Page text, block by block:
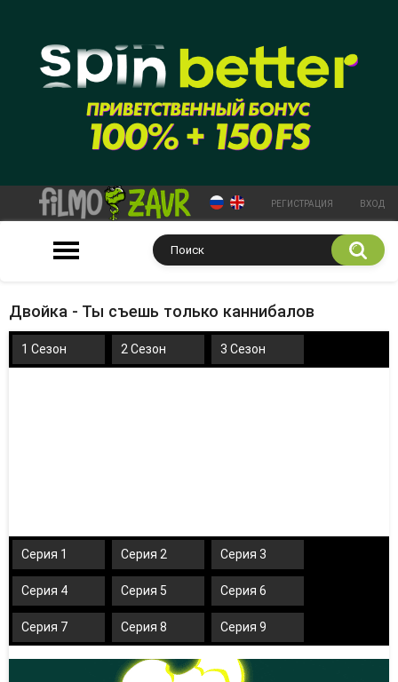
РЕГИСТРАЦИЯ ВХОД
Двойка - Ты съешь только каннибалов
1 Сезон 2 Сезон 3 Сезон
Серия 1 Серия 2 Серия 3
Серия 4 Серия 5 Серия 6
Серия 7 Серия 8 Серия 9